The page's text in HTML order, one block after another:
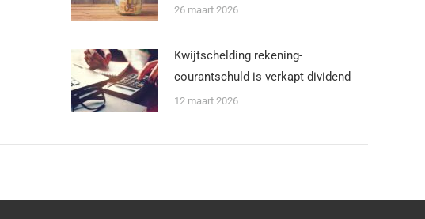
26 maart 2026
Kwijtschelding rekening-
courantschuld is verkapt dividend
12 maart 2026